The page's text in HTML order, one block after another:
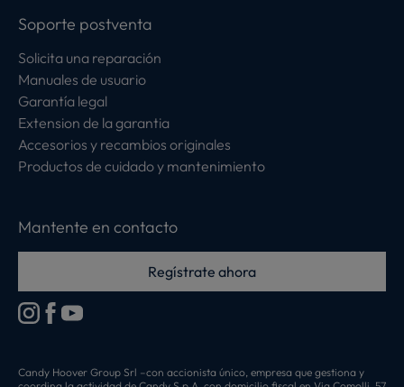
Soporte postventa
Solicita una reparación
Manuales de usuario
Garantía legal
Extension de la garantia
Accesorios y recambios originales
Productos de cuidado y mantenimiento
Mantente en contacto
Regístrate ahora
Candy Hoover Group Srl –con accionista único, empresa que gestiona y